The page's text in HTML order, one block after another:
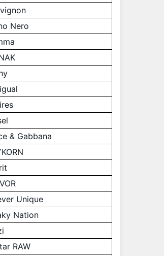
Nero
& Gabbana
Unique
Nation
RAW